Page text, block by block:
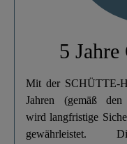
Höhe
Länge
5 Jahre
Mit der SCHÜTTE-
Jahren (gemäß den
wird langfristige
gewährleistet.